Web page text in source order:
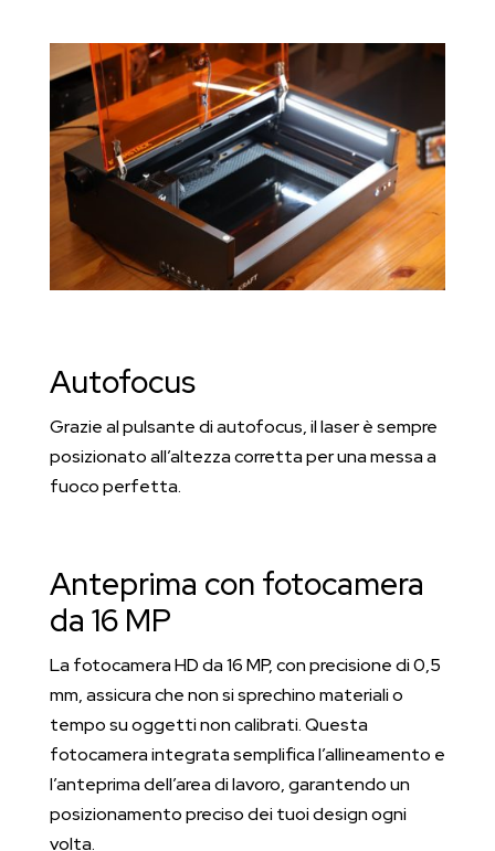
Autofocus
Grazie al pulsante di autofocus, il laser è sempre
posizionato all’altezza corretta per una messa a
fuoco perfetta.
Anteprima con fotocamera
da 16 MP
La fotocamera HD da 16 MP, con precisione di 0,5
mm, assicura che non si sprechino materiali o
tempo su oggetti non calibrati. Questa
fotocamera integrata semplifica l’allineamento e
l’anteprima dell’area di lavoro, garantendo un
posizionamento preciso dei tuoi design ogni
volta.